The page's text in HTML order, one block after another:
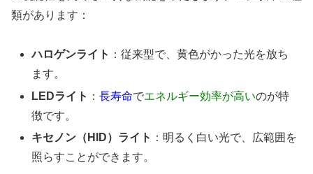
類があります：
ハロゲンライト ：従来型で、黄色がかった光を放ち
ます。
LEDライト ：長寿命でエネルギー効率が高いのが特
徴です。
キセノン（HID）ライト ：明るく白い光で、広範囲を
照らすことができます。